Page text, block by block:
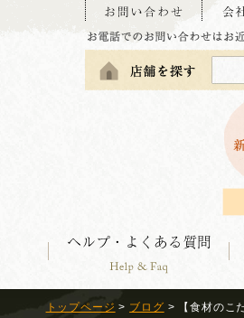
トップページ > ブログ > 【食材のこ